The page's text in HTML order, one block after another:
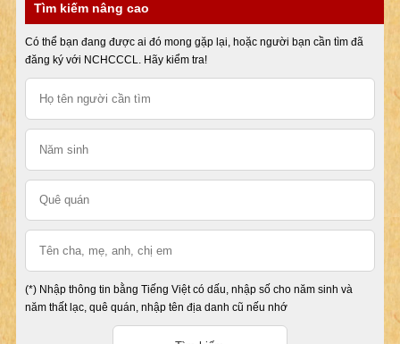
Tìm kiếm nâng cao
Có thể bạn đang được ai đó mong gặp lại, hoặc người bạn cần tìm đã
đăng ký với NCHCCCL. Hãy kiểm tra!
(*) Nhập thông tin bằng Tiếng Việt có dấu, nhập số cho năm sinh và
năm thất lạc, quê quán, nhập tên địa danh cũ nếu nhớ